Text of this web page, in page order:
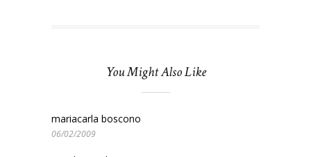
You Might Also Like
mariacarla boscono
06/02/2009